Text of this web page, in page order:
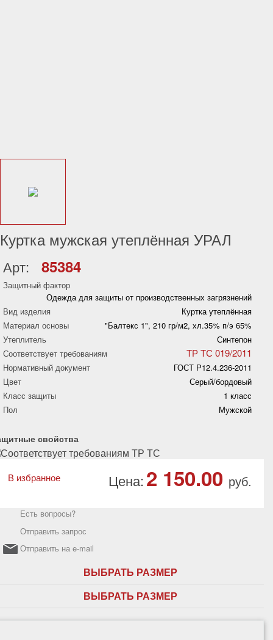
Куртка мужская утеплённая УРАЛ
Арт: 85384
Защитный фактор
Одежда для защиты от производственных загрязнений
Вид изделия
Куртка утеплённая
Материал основы
"Балтекс 1", 210 гр/м2, хл.35% п/э 65%
Утеплитель
Синтепон
Соответствует требованиям
ТР ТС 019/2011
Нормативный документ
ГОСТ Р12.4.236-2011
Цвет
Серый/бордовый
Класс защиты
1 класс
Пол
Мужской
свойства
Цена:2 150.00 руб.
В избранное
Есть вопросы?
Отправить запрос
Отправить на e-mail
ВЫБРАТЬ РАЗМЕР
ВЫБРАТЬ РАЗМЕР